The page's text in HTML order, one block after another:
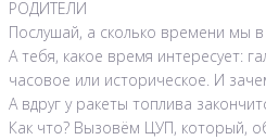
РОДИТЕЛИ
Послушай, а сколько времени мы в
А тебя, какое время интересует:
часовое или историческое. И
А вдруг у ракеты топлива
Как что? Вызовём ЦУП, который,